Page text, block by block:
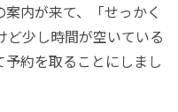
内が来て、「せっかく
ど少し時間が空いている
約を取ることにしまし